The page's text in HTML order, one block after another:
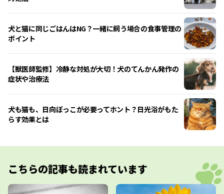
犬と猫に同じごはんはNG？一緒に飼う場合の食事管理の
ポイント
【獣医師監修】冷静な対処が大切！犬のてんかん発作の
症状や治療法
犬も猫も、日向ぼっこが必要ってホント？日光浴がもた
らす効果とは
こちらの記事も読まれています